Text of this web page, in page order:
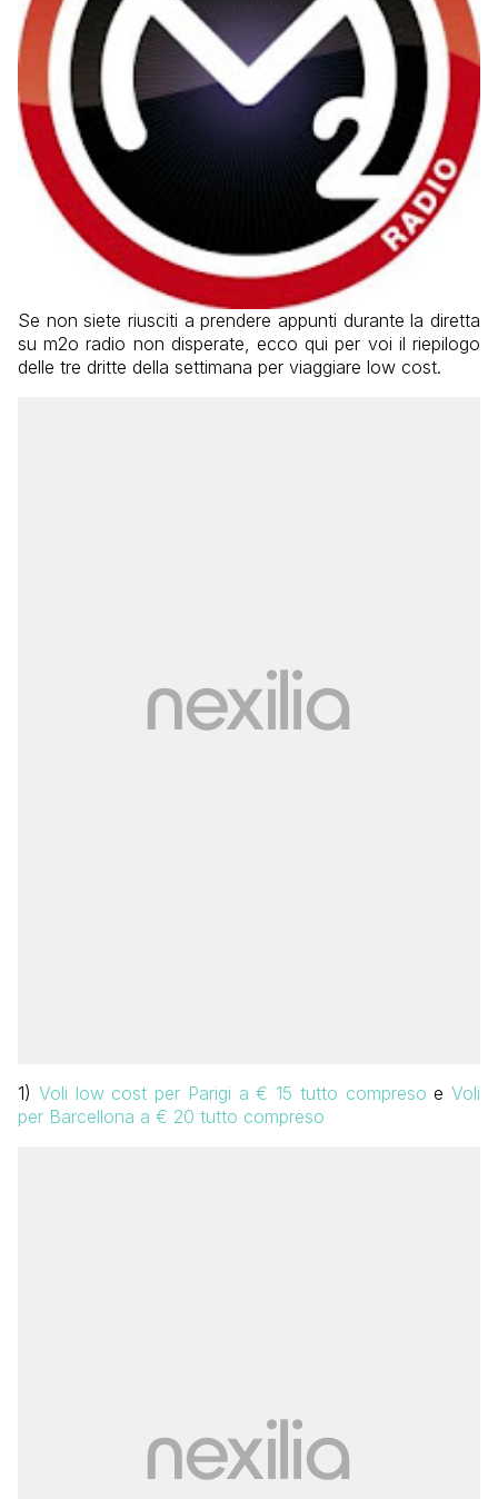
Se non siete riusciti a prendere appunti durante la diretta
su m2o radio non disperate, ecco qui per voi il riepilogo
delle tre dritte della settimana per viaggiare low cost.
1) Voli low cost per Parigi a € 15 tutto compreso e Voli
per Barcellona a € 20 tutto compreso